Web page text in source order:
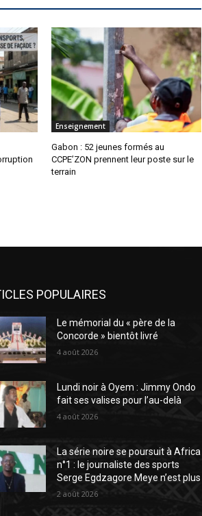
Enseignement
Gabon : 52 jeunes formés au
CCPE’ZON prennent leur poste sur le
terrain
POPULAIRES
Le mémorial du « père de la
Concorde » bientôt livré
4 août 2026
Lundi noir à Oyem : Jimmy Ondo
fait ses valises pour l’au-delà
4 août 2026
La série noire se poursuit à Africa
n°1 : le journaliste des sports
Serge Egdzagore Meye n’est plus
2 août 2026